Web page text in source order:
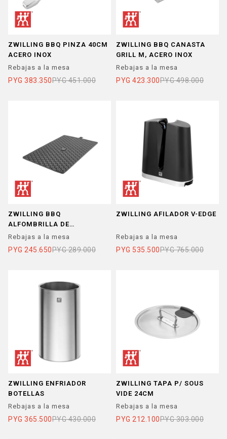
ZWILLING BBQ PINZA 40CM
ACERO INOX
Rebajas a la mesa
PYG 383.350PYG 451.000
ZWILLING BBQ CANASTA
GRILL M, ACERO INOX
Rebajas a la mesa
PYG 423.300PYG 498.000
ZWILLING BBQ
ALFOMBRILLA DE
PROTECCION 45x31
Rebajas a la mesa
PYG 245.650PYG 289.000
ZWILLING AFILADOR V-EDGE
Rebajas a la mesa
PYG 535.500PYG 765.000
ZWILLING ENFRIADOR
BOTELLAS
Rebajas a la mesa
PYG 365.500PYG 430.000
ZWILLING TAPA P/ SOUS
VIDE 24CM
Rebajas a la mesa
PYG 212.100PYG 303.000